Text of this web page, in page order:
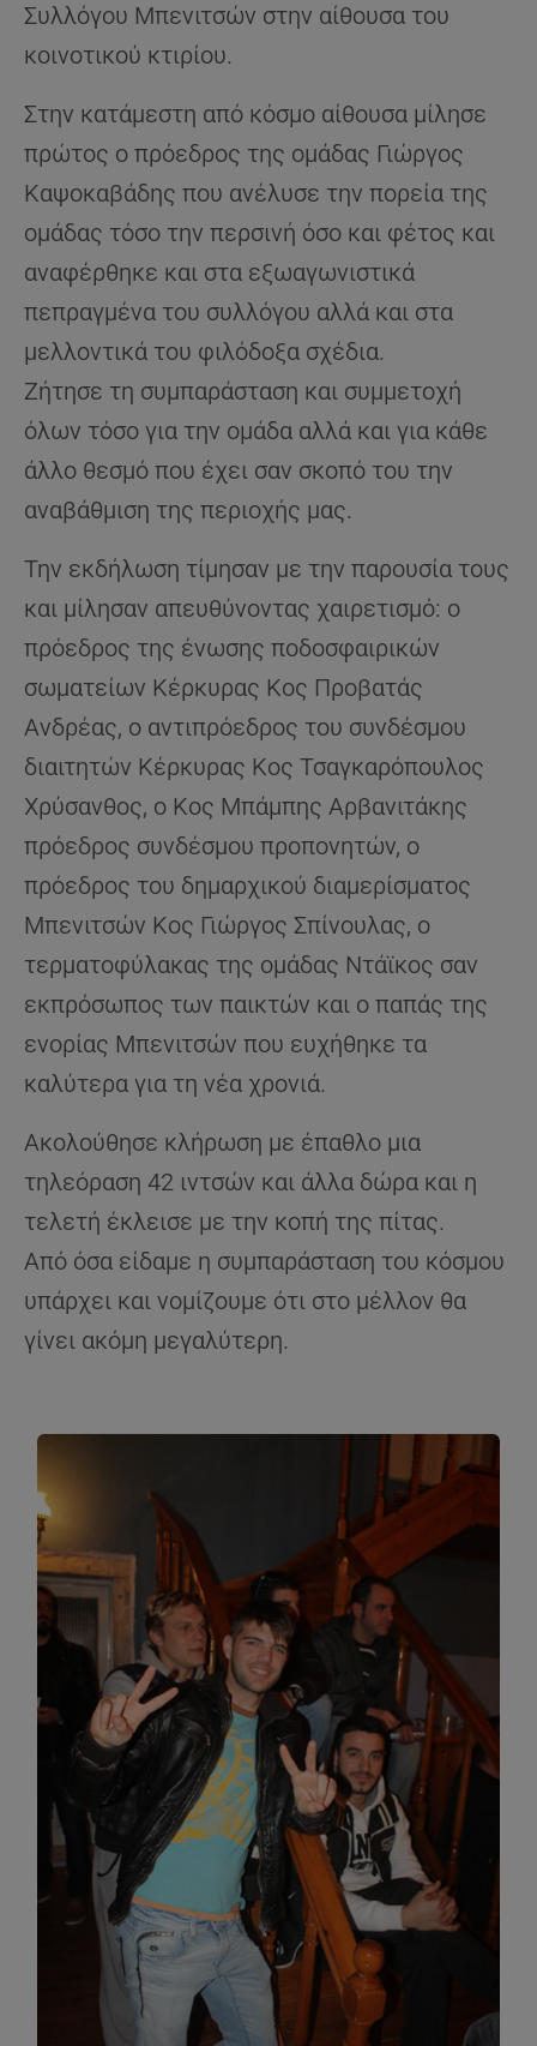
Συλλόγου Μπενιτσών στην αίθουσα του
κοινοτικού κτιρίου.
Στην κατάμεστη από κόσμο αίθουσα μίλησε
πρώτος ο πρόεδρος της ομάδας Γιώργος
Καψοκαβάδης που ανέλυσε την πορεία της
ομάδας τόσο την περσινή όσο και φέτος και
αναφέρθηκε και στα εξωαγωνιστικά
πεπραγμένα του συλλόγου αλλά και στα
μελλοντικά του φιλόδοξα σχέδια.
Ζήτησε τη συμπαράσταση και συμμετοχή
όλων τόσο για την ομάδα αλλά και για κάθε
άλλο θεσμό που έχει σαν σκοπό του την
αναβάθμιση της περιοχής μας.
Την εκδήλωση τίμησαν με την παρουσία τους
και μίλησαν απευθύνοντας χαιρετισμό: ο
πρόεδρος της ένωσης ποδοσφαιρικών
σωματείων Κέρκυρας Κος Προβατάς
Ανδρέας, ο αντιπρόεδρος του συνδέσμου
διαιτητών Κέρκυρας Κος Τσαγκαρόπουλος
Χρύσανθος, ο Κος Μπάμπης Αρβανιτάκης
πρόεδρος συνδέσμου προπονητών, ο
πρόεδρος του δημαρχικού διαμερίσματος
Μπενιτσών Κος Γιώργος Σπίνουλας, ο
τερματοφύλακας της ομάδας Ντάϊκος σαν
εκπρόσωπος των παικτών και ο παπάς της
ενορίας Μπενιτσών που ευχήθηκε τα
καλύτερα για τη νέα χρονιά.
Ακολούθησε κλήρωση με έπαθλο μια
τηλεόραση 42 ιντσών και άλλα δώρα και η
τελετή έκλεισε με την κοπή της πίτας.
Από όσα είδαμε η συμπαράσταση του κόσμου
υπάρχει και νομίζουμε ότι στο μέλλον θα
γίνει ακόμη μεγαλύτερη.